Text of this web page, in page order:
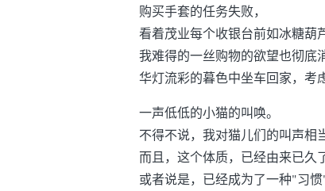
购买手套的任务失败，
看着茂业每个收银台前如冰糖葫
我难得的一丝购物的欲望也彻底
华灯流彩的暮色中坐车回家，考
一声低低的小猫的叫唤。
不得不说，我对猫儿们的叫声相
而且，这个体质，已经由来已久
或者说是，已经成为了一种"习惯"